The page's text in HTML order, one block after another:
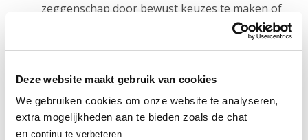
Deze website maakt gebruik van cookies
We gebruiken cookies om onze website te analyseren,
extra mogelijkheden aan te bieden zoals de chat
en continu te verbeteren.
zeggenschap door bewust keuzes te maken of
een bepaalde afloop te beïnvloeden. Waar het om
Stimuleer gezonde en voedende relaties en